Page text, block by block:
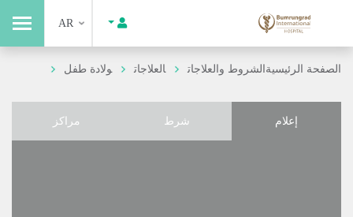
AR
الصفحة الرئيسيةالشروط والعلاجات العلاجات ولادة طفل
إعلام شرط مراكز